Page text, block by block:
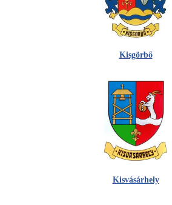
Kisgörbő
Kisvásárhely